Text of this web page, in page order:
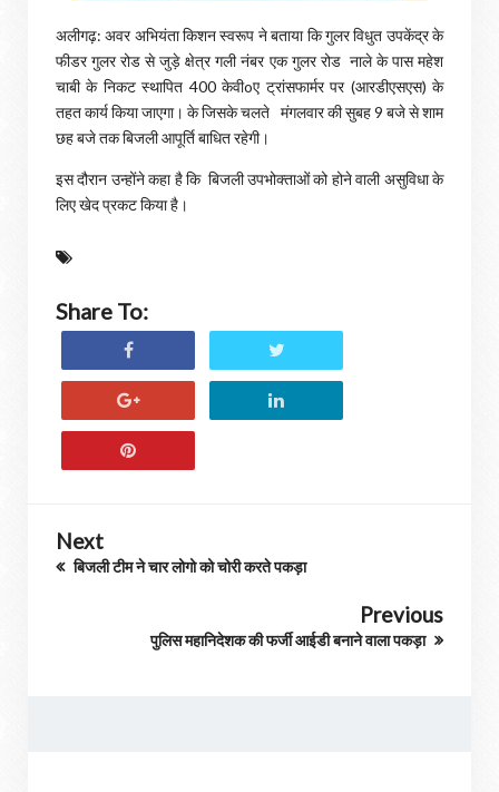
अलीगढ़: अवर अभियंता किशन स्वरूप ने बताया कि गुलर विधुत उपकेंद्र के
फीडर गुलर रोड से जुड़े क्षेत्र गली नंबर एक गुलर रोड नाले के पास महेश
चाबी के निकट स्थापित 400 केवीoए ट्रांसफार्मर पर (आरडीएसएस) के
तहत कार्य किया जाएगा। के जिसके चलते मंगलवार की सुबह 9 बजे से शाम
छह बजे तक बिजली आपूर्ति बाधित रहेगी।
इस दौरान उन्होंने कहा है कि बिजली उपभोक्ताओं को होने वाली असुविधा के
लिए खेद प्रकट किया है।
Share To:
Next
बिजली टीम ने चार लोगो को चोरी करते पकड़ा
Previous
पुलिस महानिदेशक की फर्जी आईडी बनाने वाला पकड़ा